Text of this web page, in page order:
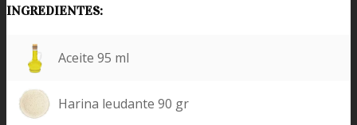
INGREDIENTES:
Aceite 95 ml
Harina leudante 90 gr